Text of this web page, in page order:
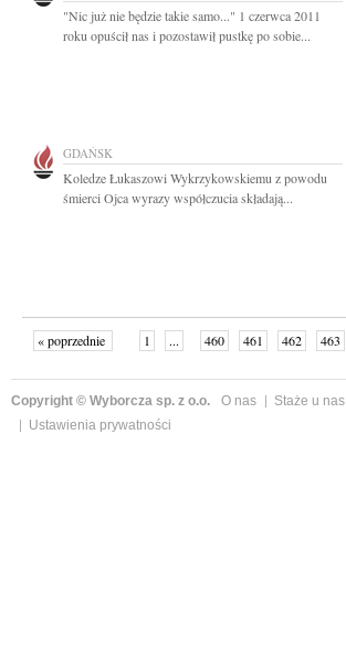
"Nic już nie będzie takie samo..." 1 czerwca 2011
roku opuścił nas i pozostawił pustkę po sobie...
GDAŃSK
Koledze Łukaszowi Wykrzykowskiemu z powodu
śmierci Ojca wyrazy współczucia składają...
« poprzednie 1 ... 460 461 462 463
Copyright © Wyborcza sp. z o.o. O nas Staże u nas
Ustawienia prywatności